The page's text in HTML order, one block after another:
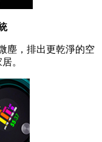
塵，排出更乾淨的空
。